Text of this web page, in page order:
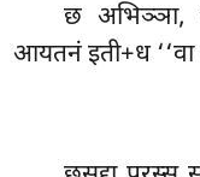
छ
आयतनं इती+ध ‘‘वा